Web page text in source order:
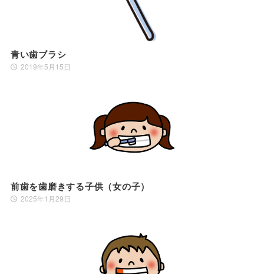
青い歯ブラシ
2019年5月15日
前歯を歯磨きする子供（女の子）
2025年1月29日